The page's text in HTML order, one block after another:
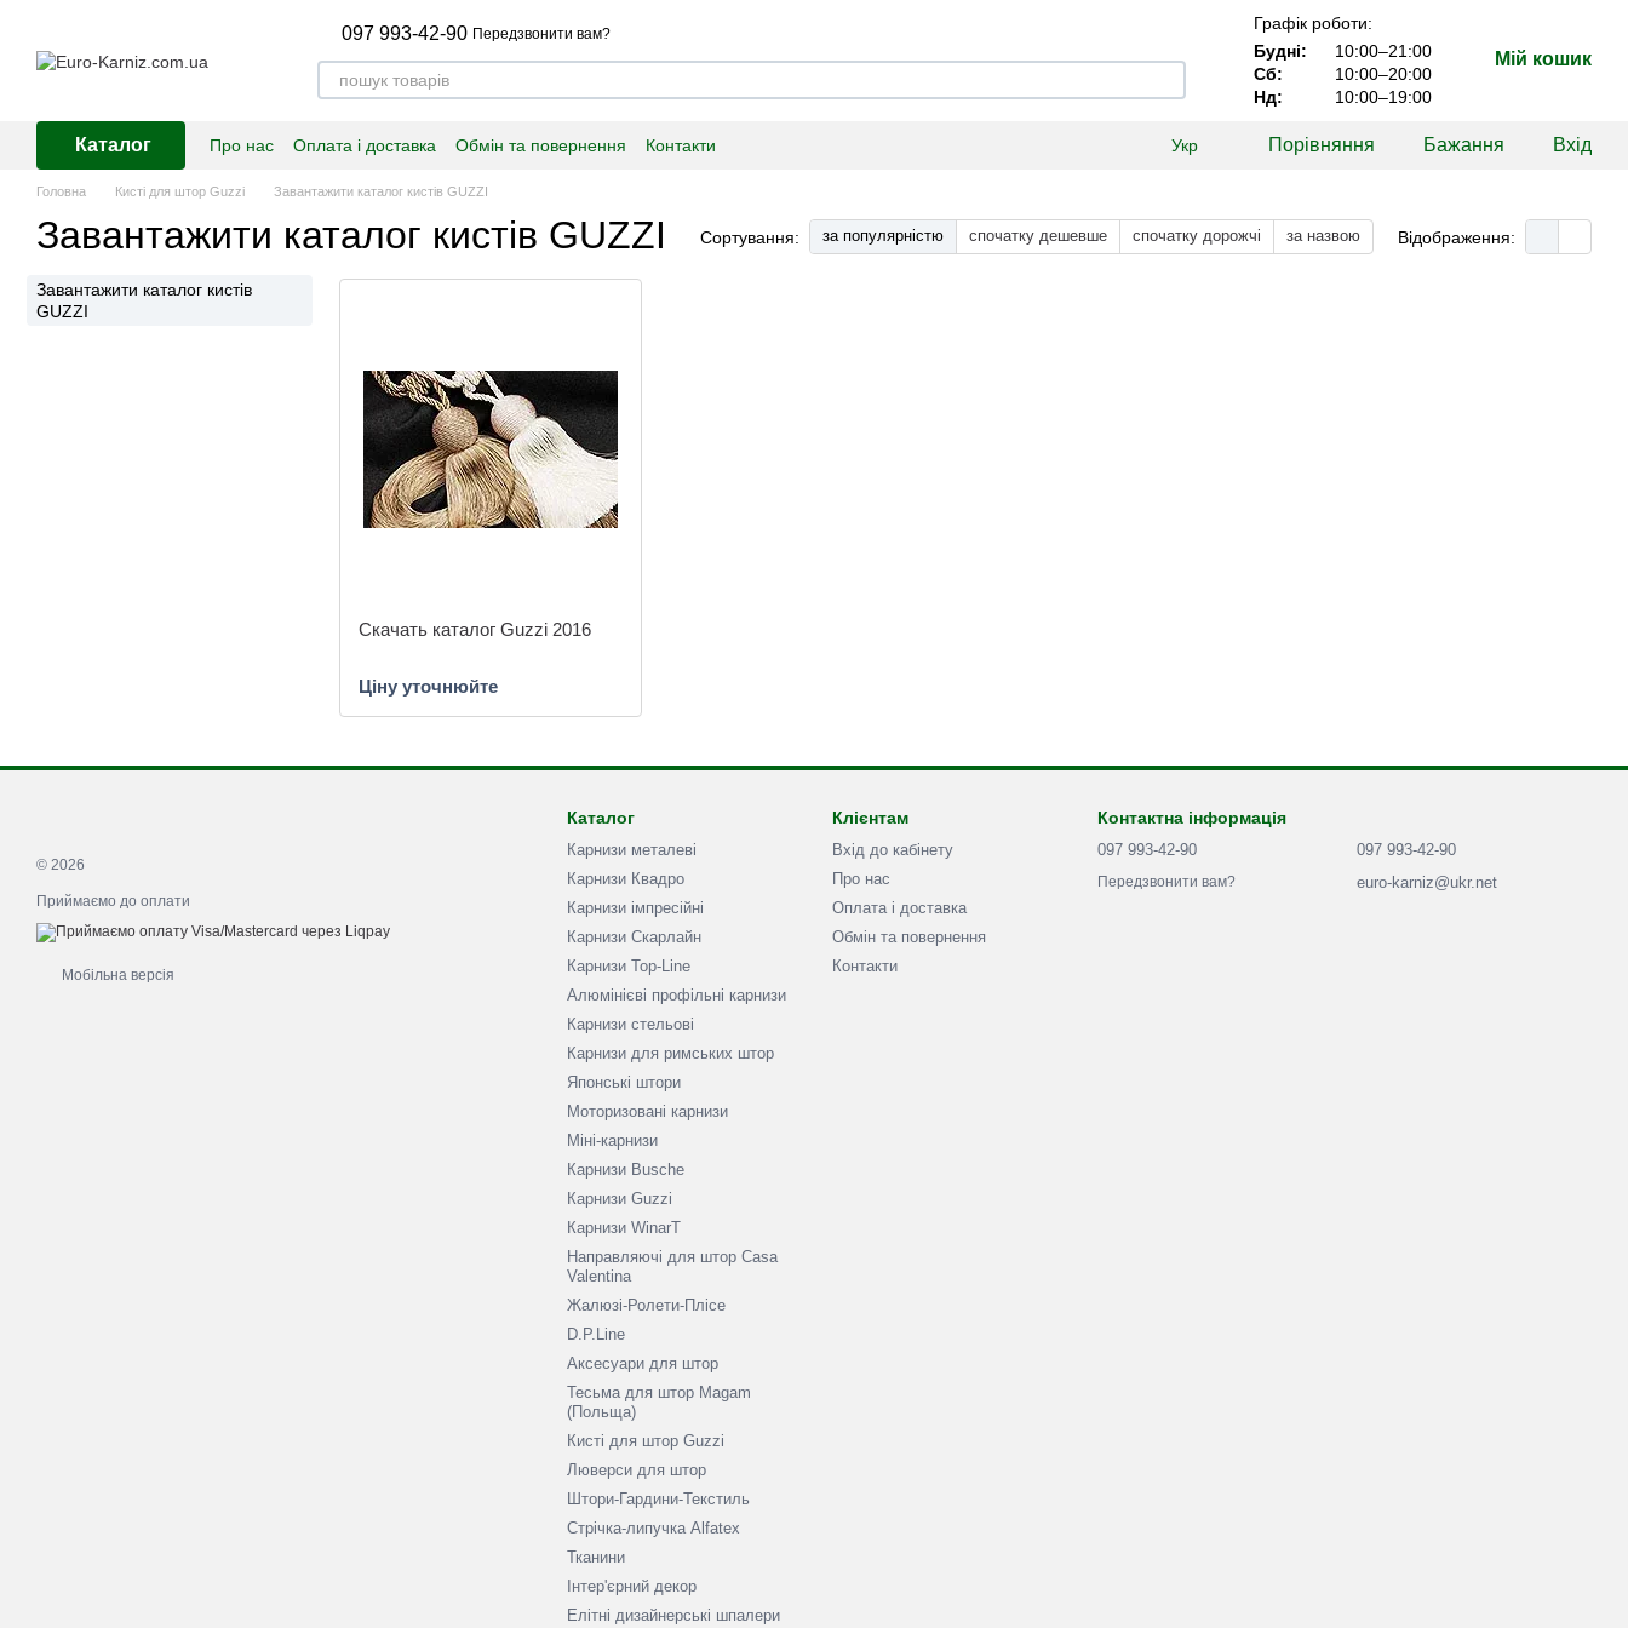
097 993-42-90 Передзвонити вам?
Графік роботи:
Будні:
10:00–21:00
Сб:
10:00–20:00
Нд:
10:00–19:00
Мій кошик
Каталог Про нас Оплата і доставка Обмін та повернення Контакти Укр Порівняння Бажання Вхід
Головна Кисті для штор Guzzi Завантажити каталог кистів GUZZI
Завантажити каталог кистів GUZZI Сортування: за популярністю спочатку дешевше спочатку дорожчі за назвою Відображення:
Скачать каталог Guzzi 2016
Ціну уточнюйте
Завантажити каталог кистів
GUZZI
© 2026
Приймаємо до оплати
Мобільна версія
Каталог
Карнизи металеві
Карнизи Квадро
Карнизи імпресійні
Карнизи Скарлайн
Карнизи Top-Line
Алюмінієві профільні карнизи
Карнизи стельові
Карнизи для римських штор
Японські штори
Моторизовані карнизи
Міні-карнизи
Карнизи Busche
Карнизи Guzzi
Карнизи WinarT
Направляючі для штор Casa
Valentina
Жалюзі-Ролети-Плісе
D.P.Line
Аксесуари для штор
Тесьма для штор Magam
(Польща)
Кисті для штор Guzzi
Люверси для штор
Штори-Гардини-Текстиль
Стрічка-липучка Alfatex
Тканини
Інтер'єрний декор
Елітні дизайнерські шпалери
Клієнтам
Вхід до кабінету
Про нас
Оплата і доставка
Обмін та повернення
Контакти
Контактна інформація
097 993-42-90
Передзвонити вам?
097 993-42-90
euro-karniz@ukr.net